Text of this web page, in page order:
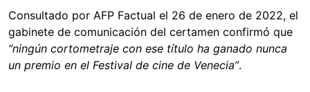
Consultado por AFP Factual el 26 de enero de 2022, el
gabinete de comunicación del certamen confirmó que
“ningún cortometraje con ese título ha ganado nunca
un premio en el Festival de cine de Venecia”.